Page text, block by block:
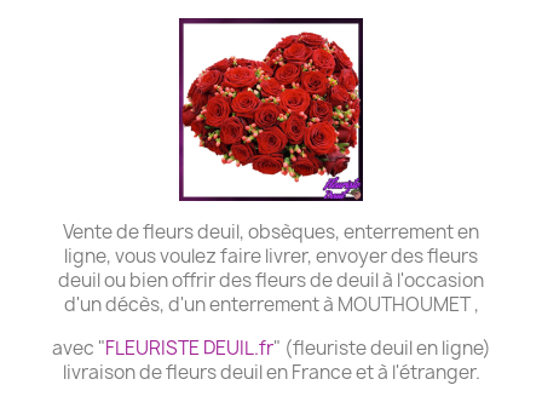
Vente de fleurs deuil, obsèques, enterrement en
ligne, vous voulez faire livrer, envoyer des fleurs
deuil ou bien offrir des fleurs de deuil à l'occasion
d'un décès, d'un enterrement à MOUTHOUMET ,
avec "FLEURISTE DEUIL.fr" (fleuriste deuil en ligne)
livraison de fleurs deuil en France et à l'étranger.